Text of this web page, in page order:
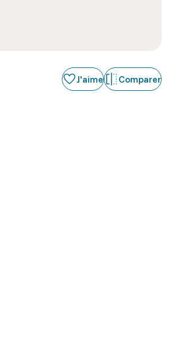
J'aime Comparer